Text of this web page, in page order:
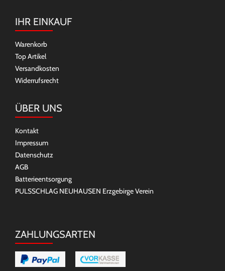
IHR EINKAUF
Warenkorb
Top Artikel
Versandkosten
Widerrufsrecht
ÜBER UNS
Kontakt
Impressum
Datenschutz
AGB
Batterieentsorgung
PULSSCHLAG NEUHAUSEN Erzgebirge Verein
ZAHLUNGSARTEN